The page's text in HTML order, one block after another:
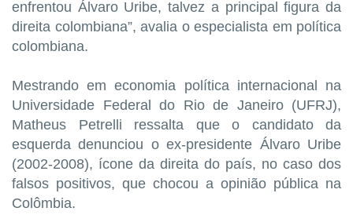
enfrentou Álvaro Uribe, talvez a principal figura da
direita colombiana”, avalia o especialista em política
colombiana.
Mestrando em economia política internacional na
Universidade Federal do Rio de Janeiro (UFRJ),
Matheus Petrelli ressalta que o candidato da
esquerda denunciou o ex-presidente Álvaro Uribe
(2002-2008), ícone da direita do país, no caso dos
falsos positivos, que chocou a opinião pública na
Colômbia.